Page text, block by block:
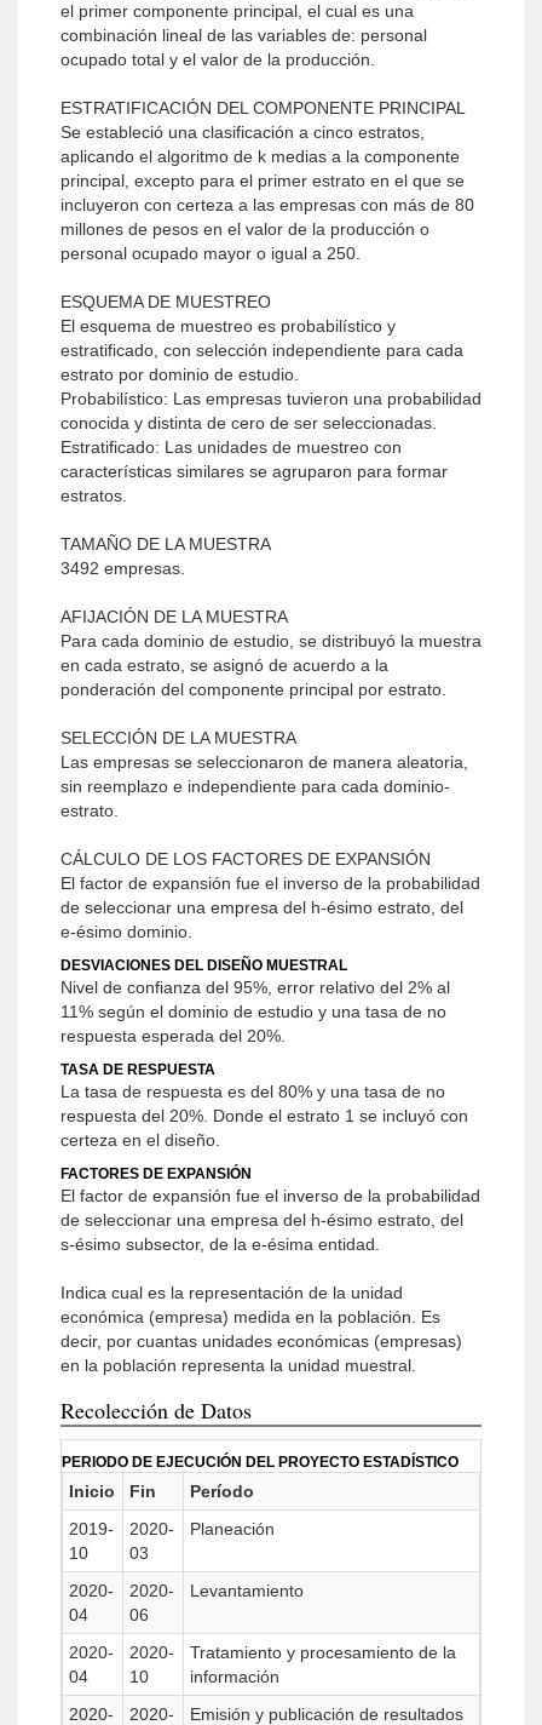
el primer componente principal, el cual es una
combinación lineal de las variables de: personal
ocupado total y el valor de la producción.
ESTRATIFICACIÓN DEL COMPONENTE PRINCIPAL
Se estableció una clasificación a cinco estratos,
aplicando el algoritmo de k medias a la componente
principal, excepto para el primer estrato en el que se
incluyeron con certeza a las empresas con más de 80
millones de pesos en el valor de la producción o
personal ocupado mayor o igual a 250.
ESQUEMA DE MUESTREO
El esquema de muestreo es probabilístico y
estratificado, con selección independiente para cada
estrato por dominio de estudio.
Probabilístico: Las empresas tuvieron una probabilidad
conocida y distinta de cero de ser seleccionadas.
Estratificado: Las unidades de muestreo con
características similares se agruparon para formar
estratos.
TAMAÑO DE LA MUESTRA
3492 empresas.
AFIJACIÓN DE LA MUESTRA
Para cada dominio de estudio, se distribuyó la muestra
en cada estrato, se asignó de acuerdo a la
ponderación del componente principal por estrato.
SELECCIÓN DE LA MUESTRA
Las empresas se seleccionaron de manera aleatoria,
sin reemplazo e independiente para cada dominio-
estrato.
CÁLCULO DE LOS FACTORES DE EXPANSIÓN
El factor de expansión fue el inverso de la probabilidad
de seleccionar una empresa del h-ésimo estrato, del
e-ésimo dominio.
DESVIACIONES DEL DISEÑO MUESTRAL
Nivel de confianza del 95%, error relativo del 2% al
11% según el dominio de estudio y una tasa de no
respuesta esperada del 20%.
TASA DE RESPUESTA
La tasa de respuesta es del 80% y una tasa de no
respuesta del 20%. Donde el estrato 1 se incluyó con
certeza en el diseño.
FACTORES DE EXPANSIÓN
El factor de expansión fue el inverso de la probabilidad
de seleccionar una empresa del h-ésimo estrato, del
s-ésimo subsector, de la e-ésima entidad.
Indica cual es la representación de la unidad
económica (empresa) medida en la población. Es
decir, por cuantas unidades económicas (empresas)
en la población representa la unidad muestral.
Recolección de Datos
PERIODO DE EJECUCIÓN DEL PROYECTO ESTADÍSTICO
Inicio Fin
Período
2019-
10
2020-
03
Planeación
2020-
04
2020-
06
Levantamiento
2020-
04
2020-
10
Tratamiento y procesamiento de la
información
2020-
2020-
Emisión y publicación de resultados